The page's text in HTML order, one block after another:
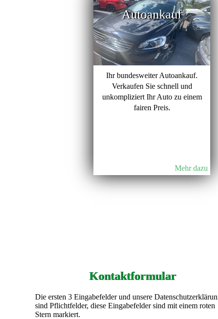
Autoankauf
Ihr bundesweiter Autoankauf.
Verkaufen Sie schnell und
unkompliziert Ihr Auto zu einem
fairen Preis.
Mehr dazu
Kontaktformular
Die ersten 3 Eingabefelder und unsere
sind Pflichtfelder, diese Eingabefelder sind mit einem roten
Stern markiert.